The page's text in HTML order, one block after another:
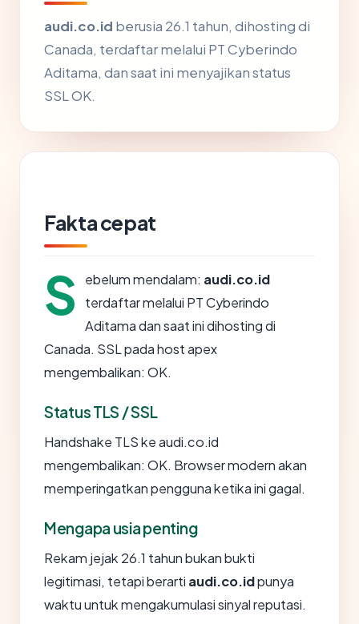
audi.co.id berusia 26.1 tahun, dihosting di
Canada, terdaftar melalui PT Cyberindo
Aditama, dan saat ini menyajikan status
SSL OK.
Fakta cepat
S ebelum mendalam: audi.co.id
terdaftar melalui PT Cyberindo
Aditama dan saat ini dihosting di
Canada. SSL pada host apex
mengembalikan: OK.
Status TLS / SSL
Handshake TLS ke audi.co.id
mengembalikan: OK. Browser modern akan
memperingatkan pengguna ketika ini gagal.
Mengapa usia penting
Rekam jejak 26.1 tahun bukan bukti
legitimasi, tetapi berarti audi.co.idpunya
waktu untuk mengakumulasi sinyal reputasi.